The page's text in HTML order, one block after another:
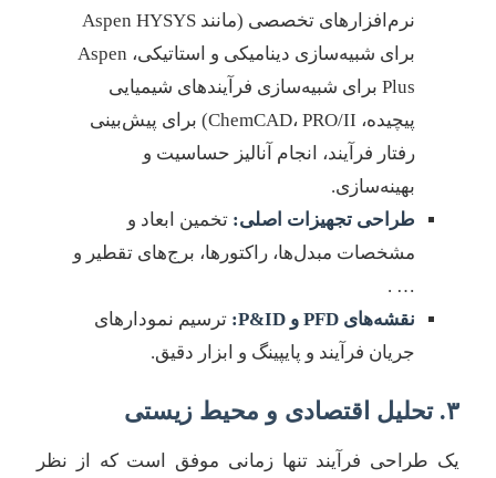
نرم‌افزارهای تخصصی (مانند Aspen HYSYS
برای شبیه‌سازی دینامیکی و استاتیکی، Aspen
Plus برای شبیه‌سازی فرآیندهای شیمیایی
پیچیده، ChemCAD، PRO/II) برای پیش‌بینی
رفتار فرآیند، انجام آنالیز حساسیت و
بهینه‌سازی.
طراحی تجهیزات اصلی: تخمین ابعاد و
مشخصات مبدل‌ها، راکتورها، برج‌های تقطیر و
… .
نقشه‌های PFD و P&ID:
ترسیم نمودارهای
جریان فرآیند و پایپینگ و ابزار دقیق.
۳. تحلیل اقتصادی و محیط زیستی
یک طراحی فرآیند تنها زمانی موفق است که از نظر